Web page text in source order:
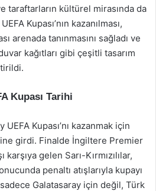
taraftarların kültürel mirasında da
Kupası’nın kazanılması,
arenada tanınmasını sağladı ve
kağıtları gibi çeşitli tasarım
Kupası Tarihi
UEFA Kupası’nı kazanmak için
girdi. Finalde İngiltere Premier
gelen Sarı-Kırmızılılar,
penaltı atışlarıyla kupayı
Galatasaray için değil, Türk